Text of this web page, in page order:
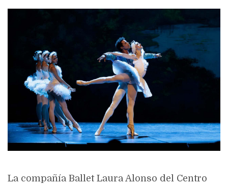
La compañía Ballet Laura Alonso del Centro